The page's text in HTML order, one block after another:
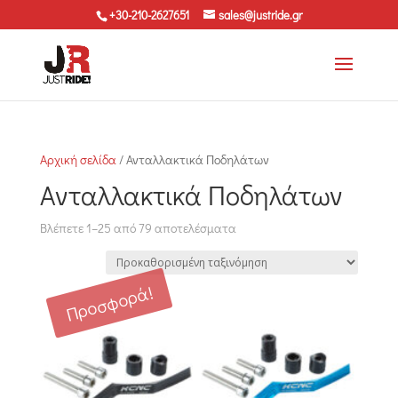
+30-210-2627651 sales@justride.gr
Αρχική σελίδα/ Ανταλλακτικά Ποδηλάτων
Ανταλλακτικά Ποδηλάτων
Βλέπετε 1–25 από 79 αποτελέσματα
Προσφορά!